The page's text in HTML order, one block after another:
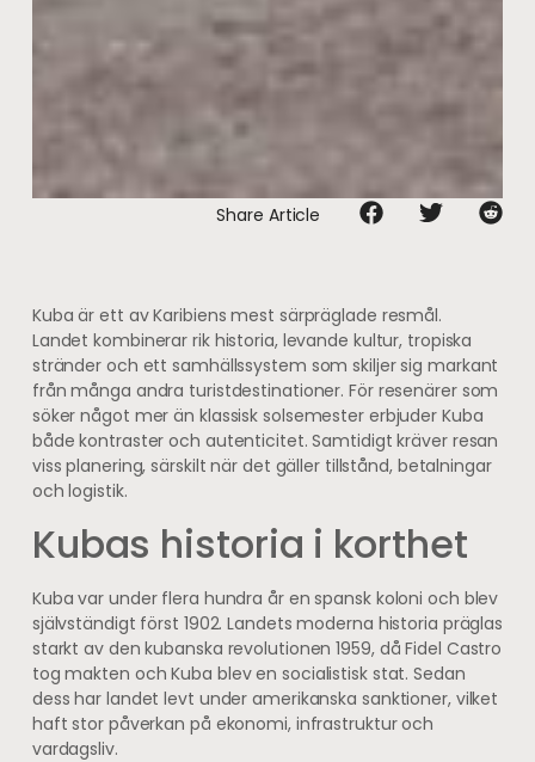
Share Article
Kuba är ett av Karibiens mest särpräglade resmål.
Landet kombinerar rik historia, levande kultur, tropiska
stränder och ett samhällssystem som skiljer sig markant
från många andra turistdestinationer. För resenärer som
söker något mer än klassisk solsemester erbjuder Kuba
både kontraster och autenticitet. Samtidigt kräver resan
viss planering, särskilt när det gäller tillstånd, betalningar
och logistik.
Kubas historia i korthet
Kuba var under flera hundra år en spansk koloni och blev
självständigt först 1902. Landets moderna historia präglas
starkt av den kubanska revolutionen 1959, då Fidel Castro
tog makten och Kuba blev en socialistisk stat. Sedan
dess har landet levt under amerikanska sanktioner, vilket
haft stor påverkan på ekonomi, infrastruktur och
vardagsliv.